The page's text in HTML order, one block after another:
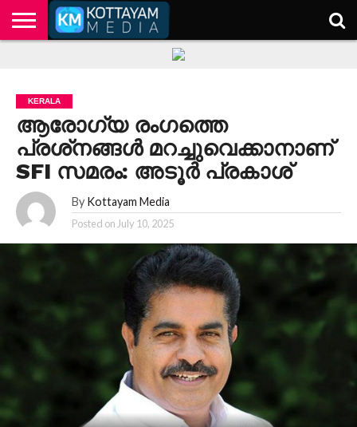
KERALA
ആരോഗ്യ രംഗത്തെ
പ്രശ്‌നങ്ങൾ മറച്ചുവെക്കാനാണ്
SFI സമരം: അടൂർ പ്രകാശ്
By Kottayam Media
Posted on July 10, 2025